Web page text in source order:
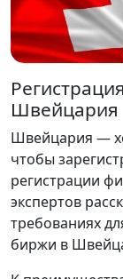
Швейцария
Швейцария —
чтобы
регистрации
экспертов
требованиях
биржи в